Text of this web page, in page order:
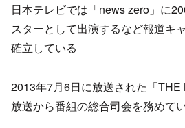
日本テレビでは「news zero」に
スターとして出演するなど報道キ
確立している
2013年7月6日に放送された「THE
放送から番組の総合司会を務めて